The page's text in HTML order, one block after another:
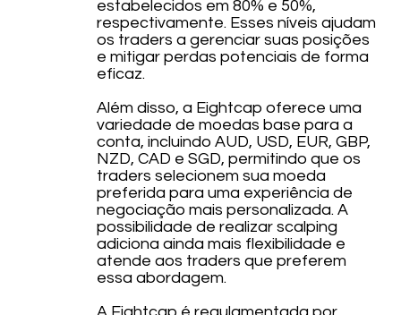
estabelecidos em 80% e 50%,
respectivamente. Esses níveis ajudam
os traders a gerenciar suas posições
e mitigar perdas potenciais de forma
eficaz.
Além disso, a Eightcap oferece uma
variedade de moedas base para a
conta, incluindo AUD, USD, EUR, GBP,
NZD, CAD e SGD, permitindo que os
traders selecionem sua moeda
preferida para uma experiência de
negociação mais personalizada. A
possibilidade de realizar scalping
adiciona ainda mais flexibilidade e
atende aos traders que preferem
essa abordagem.